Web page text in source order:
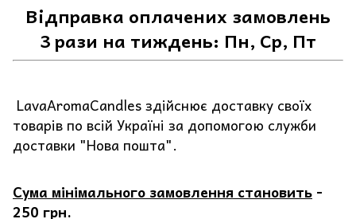
Відправка оплачених замовлень
3 рази на тиждень: Пн, Ср, Пт
LavaAromaCandles здійснює доставку своїх
товарів по всій Україні за допомогою служби
доставки "Нова пошта".
Сума мінімального замовлення становить -
250 грн.